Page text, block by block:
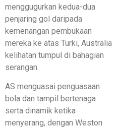
menggugurkan kedua-dua
penjaring gol daripada
kemenangan pembukaan
mereka ke atas Turki, Australia
kelihatan tumpul di bahagian
serangan.
AS menguasai penguasaan
bola dan tampil bertenaga
serta dinamik ketika
menyerang, dengan Weston